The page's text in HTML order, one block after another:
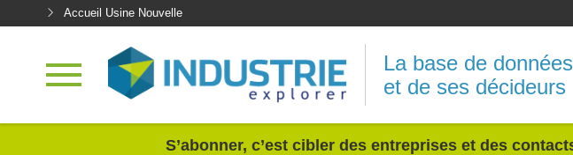
Accueil Usine Nouvelle
La base de
et de ses décideurs
S’abonner, c’est cibler des entreprises et des